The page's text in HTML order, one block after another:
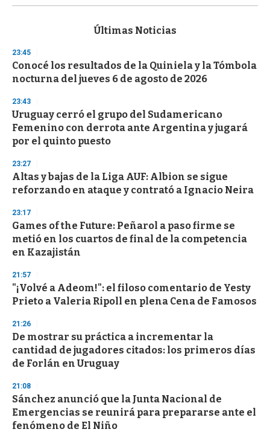
s
d
s
o
f
3
s
e
c
o
d
s
Últimas Noticias
23:45
Conocé los resultados de la Quiniela y la Tómbola
nocturna del jueves 6 de agosto de 2026
23:43
Uruguay cerró el grupo del Sudamericano
Femenino con derrota ante Argentina y jugará
por el quinto puesto
23:27
Altas y bajas de la Liga AUF: Albion se sigue
reforzando en ataque y contrató a Ignacio Neira
23:17
Games of the Future: Peñarol a paso firme se
metió en los cuartos de final de la competencia
en Kazajistán
21:57
"¡Volvé a Adeom!": el filoso comentario de Yesty
Prieto a Valeria Ripoll en plena Cena de Famosos
21:26
De mostrar su práctica a incrementar la
cantidad de jugadores citados: los primeros días
de Forlán en Uruguay
21:08
Sánchez anunció que la Junta Nacional de
Emergencias se reunirá para prepararse ante el
fenómeno de El Niño